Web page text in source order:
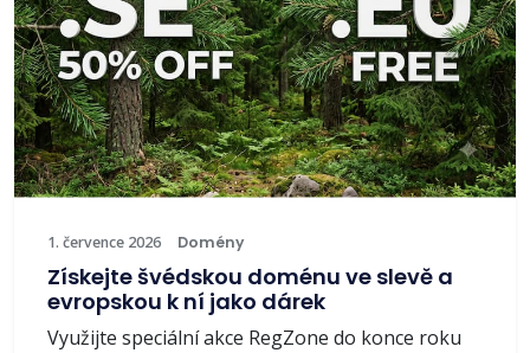
1. července 2026 Domény
Získejte švédskou doménu ve slevě a
evropskou k ní jako dárek
Využijte speciální akce RegZone do konce roku